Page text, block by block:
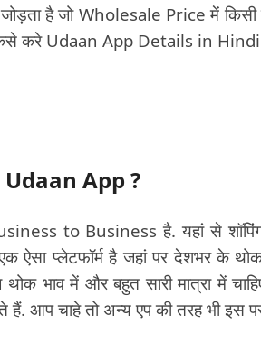
जोड़ता है जो Wholesale Price में
करे Udaan App Details in
Udaan App ?
to Business है. यहां से
ऐसा प्लेटफॉर्म है जहां पर देशभर के
भाव में और बहुत सारी मात्रा में
आप चाहे तो अन्य एप की तरह भी इस